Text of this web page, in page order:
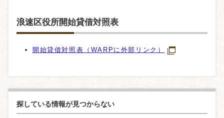
浪速区役所開始貸借対照表
開始貸借対照表（WARPに外部リンク）
探している情報が見つからない